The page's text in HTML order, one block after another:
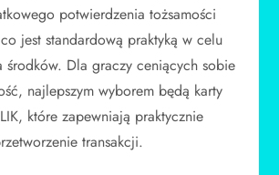
potwierdzenia tożsamości
jest standardową praktyką w celu
środków. Dla graczy ceniących sobie
najlepszym wyborem będą karty
które zapewniają praktycznie
transakcji.